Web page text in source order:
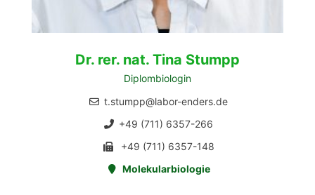
Dr. rer. nat. Tina Stumpp
Diplombiologin
t.stumpp@labor-enders.de
+49 (711) 6357-266
+49 (711) 6357-148
Molekularbiologie